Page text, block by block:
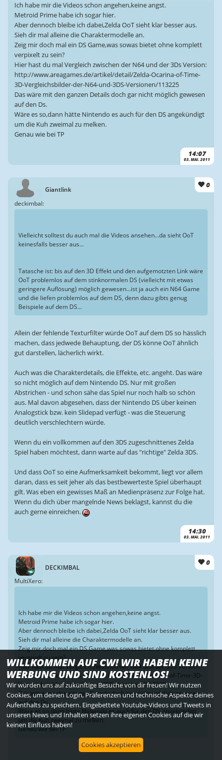
14:07
03. MAI. 2011
Ich habe mir die Videos schon angehen,keine angst.
Metroid Prime habe ich sogar hier.
Aber dennoch bleibe ich dabei,Zelda OoT sieht klar besser aus.
Sieh dir mal alleine die Charaktermodelle an.
Zeig mir doch mal ein DS Game,was sowas bietet ohne komplett
verpixelt zu sein?
Hier hast du mal Vergleich zwischen der N64 und der 3Ds Version:
http://www.areagames.de/artikel/detail/Zelda-Ocarina-of-Time-
3D-Vergleichsbilder-der-N64-und-3DS-Versionen/113225
Das wäre mit den ganzen Details doch gar nicht möglich gewesen
auf den Ds.
Wäre es so,dann hätte Nintendo es auch für den DS angekündigt
um die Kuh zweimal zu melken.
Genau wie bei TP
Giantlink 0
14:30
03. MAI. 2011
deckimbal:
Vielleicht solltest du auch mal die Videos ansehen...da sieht OoT
keinesfalls besser aus...
Tatasche ist: bis auf den 3D Effekt und den aufgemotzten Link wäre
OoT problemlos auf dem stinknormalen DS (vielleicht mit etwas
geringere Auflösung) möglich gewesen...ist ja auch ein N64 Game
und die liefen problemlos auf dem DS, denn dazu gibts genug
Beispiele auf dem DS...
Allein der fehlende Texturfilter würde OoT auf dem DS so hässlich
machen, dass jedwede Behauptung, der DS könne OoT ähnlich
gut darstellen, lächerlich wirkt.
Auch was die Charakterdetails, die Effekte, etc. angeht. Das wäre
so nicht möglich auf dem Nintendo DS. Nur mit großen
Abstrichen - und schon sähe das Spiel nur noch halb so schön
aus. Mal davon abgesehen, dass der Nintendo DS über keinen
Analogstick bzw. kein Slidepad verfügt - was die Steuerung
deutlich verschlechtern würde.
Wenn du ein vollkommen auf den 3DS zugeschnittenes Zelda
Spiel haben möchtest, dann warte auf das "richtige" Zelda 3DS.
Und dass OoT so eine Aufmerksamkeit bekommt, liegt vor allem
daran, dass es seit jeher als das bestbewerteste Spiel überhaupt
gilt. Was eben ein gewisses Maß an Medienpräsenz zur Folge hat.
Wenn du dich über mangelnde News beklagst, kannst du die
auch gerne einreichen.
DECKIMBAL
0
MultiXero:
Ich habe mir die Videos schon angehen,keine angst.
Metroid Prime habe ich sogar hier.
Aber dennoch bleibe ich dabei,Zelda OoT sieht klar besser aus.
Sieh dir mal alleine die Charaktermodelle an.
Zeig mir doch mal ein DS Game,was sowas bietet ohne komplett
verpixelt zu sein?
Hier hast du mal Vergleich zwischen der N64 und der 3Ds Version:
http://www.areagames.de/artikel/detail/Zelda-Ocarina-of-Time-3D-
Vergleichsbilder-der-N64-und-3DS-Versionen/113225
Das wäre mit den ganzen Details doch gar nicht möglich gewesen
auf den Ds.
Wäre es so,dann hätte Nintendo es auch für den DS angekündigt
um die Kuh zweimal zu melken.
Genau wie bei TP
WILLKOMMEN AUF CW! WIR HABEN KEINE
WERBUNG UND SIND KOSTENLOS!
Wir würden uns auf zukünftige Besuche von dir freuen! Wir nutzen
Cookies, um deinen Login, Präferenzen und technische Aspekte deines
Aufenthalts zu speichern. Eingebettete Youtube-Videos und Tweets in
unseren News und Inhalten setzen ihre eigenen Cookies auf die wir
keinen Einfluss haben!
Cookies akzeptieren